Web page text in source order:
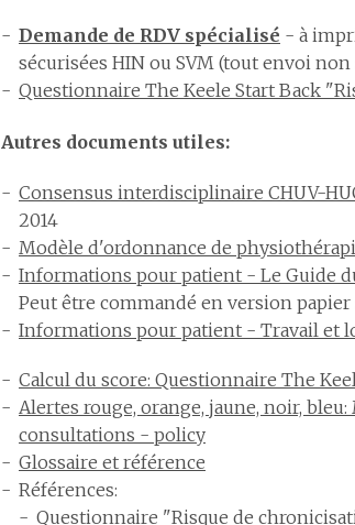
Demande de RDV spécialisé - à
sécurisées HIN ou SVM (tout envoi
Questionnaire The Keele Start Back
Autres documents utiles:
Consensus interdisciplinaire CHUV-
2014
Modèle d'ordonnance de
Informations pour patient - Le Guide
Peut être commandé en version papier
Informations pour patient - Travail et
Calcul du score: Questionnaire The
Alertes rouge, orange, jaune, noir,
consultations - policy
Glossaire et référence
Références:
Questionnaire "Risque de